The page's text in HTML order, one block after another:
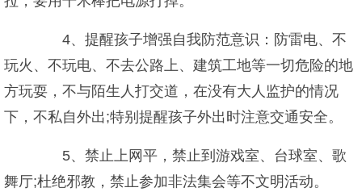
4、提醒孩子增强自我防范意识：防雷电、不
玩火、不玩电、不去公路上、建筑工地等一切危险的地
方玩耍，不与陌生人打交道，在没有大人监护的情况
下，不私自外出;特别提醒孩子外出时注意交通安全。
5、禁止上网平，禁止到游戏室、台球室、歌
舞厅;杜绝邪教，禁止参加非法集会等不文明活动。